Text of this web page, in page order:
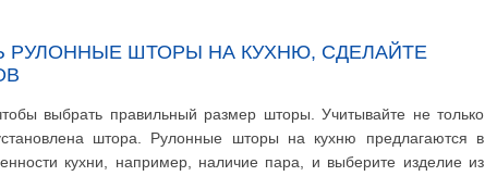
РУЛОННЫЕ ШТОРЫ НА КУХНЮ, СДЕЛАЙТЕ
выбрать правильный размер шторы. Учитывайте не только
штора. Рулонные шторы на кухню предлагаются в
кухни, например, наличие пара, и выберите изделие из